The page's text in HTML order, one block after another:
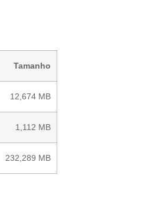
Tamanho
12,674 MB
1,112 MB
232,289 MB